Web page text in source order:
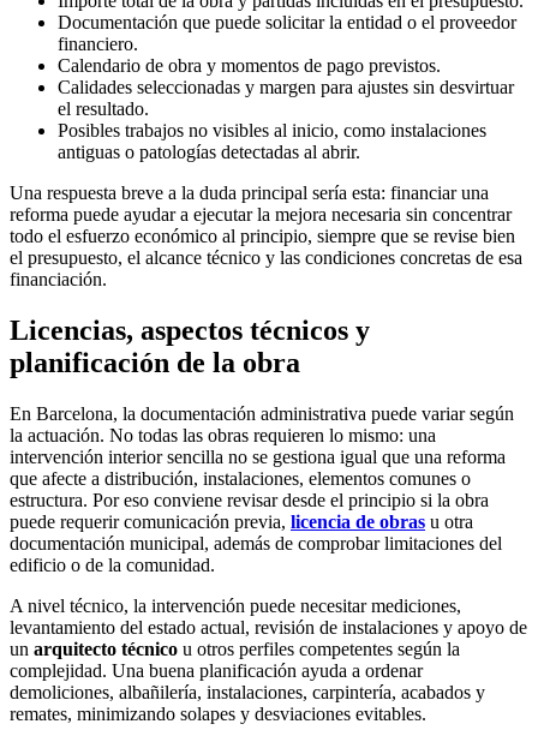
Documentación que puede solicitar la entidad o el proveedor
financiero.
Calendario de obra y momentos de pago previstos.
Calidades seleccionadas y margen para ajustes sin desvirtuar
el resultado.
Posibles trabajos no visibles al inicio, como instalaciones
antiguas o patologías detectadas al abrir.
Una respuesta breve a la duda principal sería esta: financiar una
reforma puede ayudar a ejecutar la mejora necesaria sin concentrar
todo el esfuerzo económico al principio, siempre que se revise bien
el presupuesto, el alcance técnico y las condiciones concretas de esa
financiación.
Licencias, aspectos técnicos y
planificación de la obra
En Barcelona, la documentación administrativa puede variar según
la actuación. No todas las obras requieren lo mismo: una
intervención interior sencilla no se gestiona igual que una reforma
que afecte a distribución, instalaciones, elementos comunes o
estructura. Por eso conviene revisar desde el principio si la obra
puede requerir comunicación previa, licencia de obras u otra
documentación municipal, además de comprobar limitaciones del
edificio o de la comunidad.
A nivel técnico, la intervención puede necesitar mediciones,
levantamiento del estado actual, revisión de instalaciones y apoyo de
un arquitecto técnico u otros perfiles competentes según la
complejidad. Una buena planificación ayuda a ordenar
demoliciones, albañilería, instalaciones, carpintería, acabados y
remates, minimizando solapes y desviaciones evitables.